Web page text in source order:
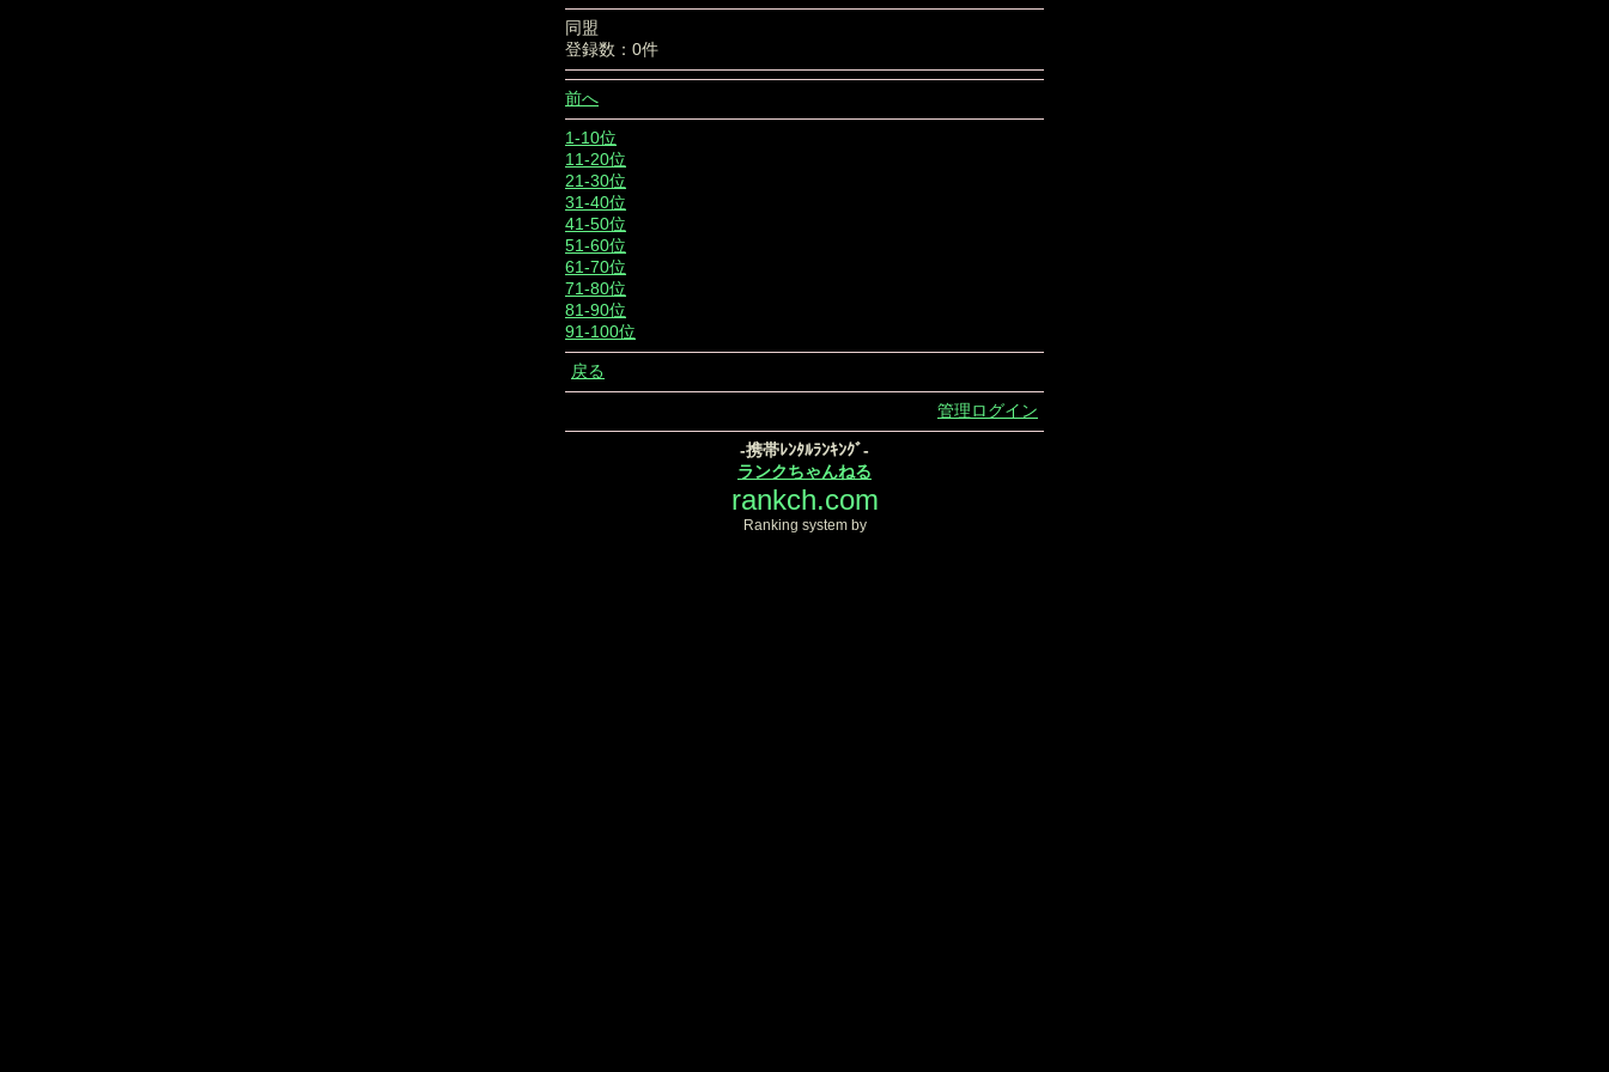
同盟
登録数：0件
前へ
1-10位
11-20位
21-30位
31-40位
41-50位
51-60位
61-70位
71-80位
81-90位
91-100位
戻る
管理ログイン
-携帯ﾚﾝﾀﾙﾗﾝｷﾝｸﾞ-
ランクちゃんねる
rankch.com
Ranking system by